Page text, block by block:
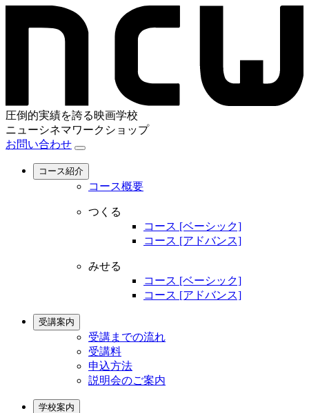
圧倒的実績を誇る映画学校
ニューシネマワークショップ
お問い合わせ
コース紹介
コース概要
つくる
コース [ベーシック]
コース [アドバンス]
みせる
コース [ベーシック]
コース [アドバンス]
受講案内
受講までの流れ
受講料
申込方法
説明会のご案内
学校案内